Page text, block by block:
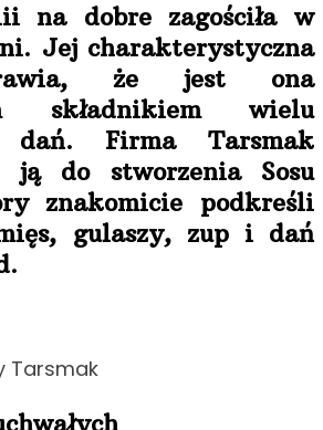
na dobre zagościła w
Jej charakterystyczna
że jest ona
składnikiem wielu
dań. Firma Tarsmak
ją do stworzenia Sosu
znakomicie podkreśli
gulaszy, zup i dań
Tarsmak